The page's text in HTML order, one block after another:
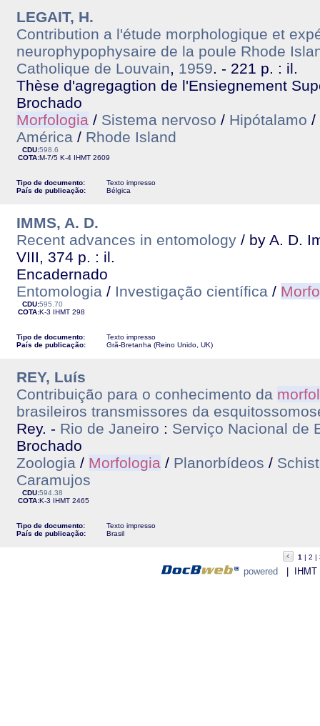
LEGAIT, H.
Contribution a l'étude morphologique et
neurophypophysaire de la poule Rhode
Catholique de Louvain, 1959. - 221 p. : il.
Thèse d'agregagtion de l'Ensiegnement
Brochado
Morfologia / Sistema nervoso / Hipótalamo /
América / Rhode Island
CDU:598.6
COTA:M-7/5 K-4 IHMT 2609
Tipo de documento:
Texto impresso
País de publicação:
Bélgica
IMMS, A. D.
Recent advances in entomology / by A. D.
VIII, 374 p. : il.
Encadernado
Entomologia / Investigação científica /
CDU:595.70
COTA:K-3 IHMT 298
Tipo de documento:
Texto impresso
País de publicação:
Grã-Bretanha (Reino Unido, UK)
REY, Luís
Contribuição para o conhecimento da
brasileiros transmissores da
Rey. - Rio de Janeiro : Serviço Nacional de
Brochado
Zoologia / Morfologia / Planorbídeos /
Caramujos
CDU:594.38
COTA:K-3 IHMT 2465
Tipo de documento:
Texto impresso
País de publicação:
Brasil
1 2
powered | IHMT -